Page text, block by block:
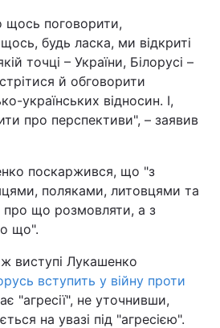
щось поговорити,
будь ласка, ми відкриті
точці – України, Білорусі –
й обговорити
українських відносин. І,
про перспективи", – заявив
поскаржився, що "з
поляками, литовцями та
про що розмовляти, а з
що".
виступі Лукашенко
вступить у війну проти
"агресії", не уточнивши,
на увазі під "агресією".